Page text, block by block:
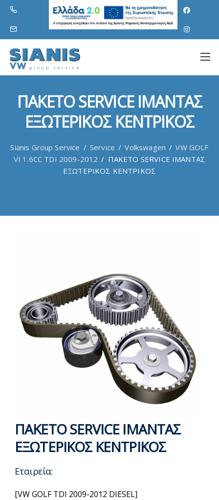
ΠΑΚΕΤΟ SERVICE ΙΜΑΝΤΑΣ
ΕΞΩΤΕΡΙΚΟΣ ΚΕΝΤΡΙΚΟΣ
Sianis Group Service / Service / Volkswagen / VW GOLF
VI 1.6CC TDI 2009-2012 / ΠΑΚΕΤΟ SERVICE ΙΜΑΝΤΑΣ
ΕΞΩΤΕΡΙΚΟΣ ΚΕΝΤΡΙΚΟΣ
ΠΑΚΕΤΟ SERVICE ΙΜΑΝΤΑΣ
ΕΞΩΤΕΡΙΚΟΣ ΚΕΝΤΡΙΚΟΣ
Εταιρεία:
[VW GOLF TDI 2009-2012 DIESEL]